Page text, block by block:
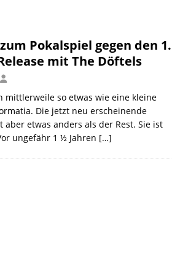
Pokalspiel gegen den 1.
mit The Döftels
mittlerweile so etwas wie eine kleine
Die jetzt neu erscheinende
aber etwas anders als der Rest. Sie ist
ungefähr 1 ½ Jahren […]